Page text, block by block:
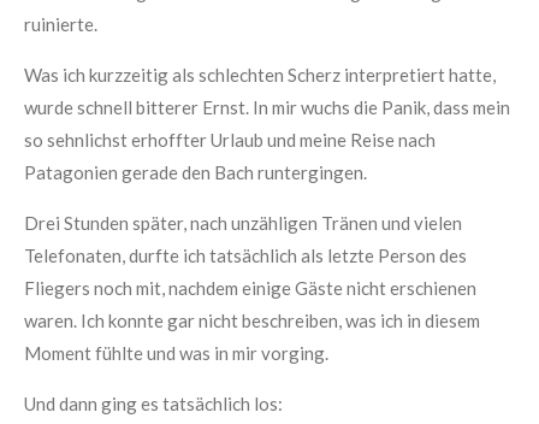
ruinierte.
Was ich kurzzeitig als schlechten Scherz interpretiert hatte,
wurde schnell bitterer Ernst. In mir wuchs die Panik, dass mein
so sehnlichst erhoffter Urlaub und meine Reise nach
Patagonien gerade den Bach runtergingen.
Drei Stunden später, nach unzähligen Tränen und vielen
Telefonaten, durfte ich tatsächlich als letzte Person des
Fliegers noch mit, nachdem einige Gäste nicht erschienen
waren. Ich konnte gar nicht beschreiben, was ich in diesem
Moment fühlte und was in mir vorging.
Und dann ging es tatsächlich los: